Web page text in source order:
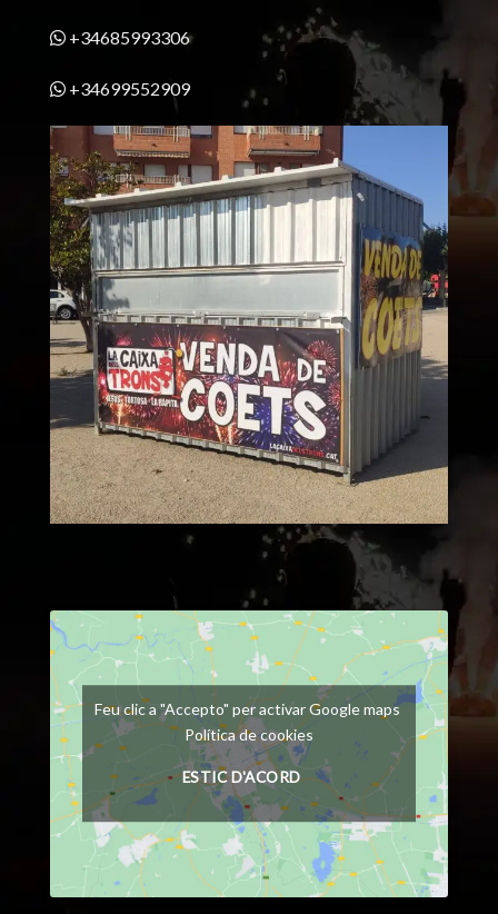
+34685993306
+34699552909
Feu clic a "Accepto" per activar Google maps
Política de cookies
ESTIC D'ACORD